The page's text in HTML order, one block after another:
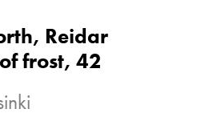
Reidar
frost, 42